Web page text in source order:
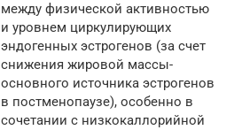
между физической активностью
и уровнем циркулирующих
эндогенных эстрогенов (за счет
снижения жировой массы-
основного источника эстрогенов
в постменопаузе), особенно в
сочетании с низкокаллорийной